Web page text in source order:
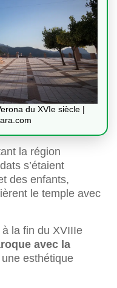
du XVIe siècle |
la région
s’étaient
des enfants,
le temple avec
la fin du XVIIIe
avec la
esthétique